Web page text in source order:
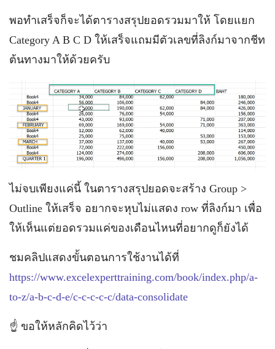
พอทำเสร็จก็จะได้ตารางสรุปยอดรวมมาให้ โดยแยก
Category A B C D ให้เสร็จแถมมีตัวเลขที่ลิงก์มาจากชีท
ต้นทางมาให้ด้วยครับ
ไม่จบเพียงแค่นี้ ในตารางสรุปยอดจะสร้าง Group >
Outline ให้เสร็จ อยากจะหุบไม่แสดง row ที่ลิงก์มา เพื่อ
ให้เห็นแต่ยอดรวมแค่ของเดือนไหนที่อยากดูก็ยังได้
ชมคลิปแสดงขั้นตอนการใช้งานได้ที่
https://www.excelexperttraining.com/book/index.php/a-
to-z/a-b-c-d-e/c-c-c-c-c/data-consolidate
☝️ ขอให้หลักคิดไว้ว่า